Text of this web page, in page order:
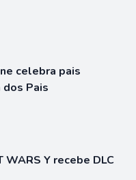
celebra pais
dos Pais
WARS Y recebe DLC